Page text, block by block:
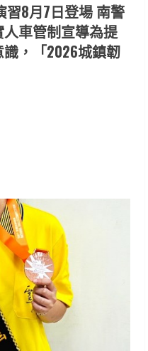
習8月7日登場 南警
車管制宣導為提
，「2026城鎮韌